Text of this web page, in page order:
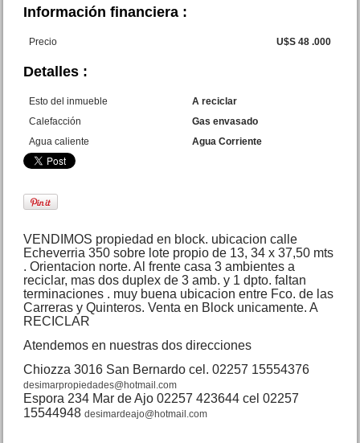
Dpto. 1 y 1/2 amb. Av.
Información financiera :
Precio U$S 48 .000
Detalles :
Esto del inmueble
A reciclar
Calefacción
Gas envasado
Agua caliente
Agua Corriente
VENDIMOS propiedad en block. ubicacion calle
Echeverria 350 sobre lote propio de 13, 34 x 37,50 mts
. Orientacion norte. Al frente casa 3 ambientes a
reciclar, mas dos duplex de 3 amb. y 1 dpto. faltan
terminaciones . muy buena ubicacion entre Fco. de las
Carreras y Quinteros. Venta en Block unicamente. A
RECICLAR
Atendemos en nuestras dos direcciones
Chiozza 3016 San Bernardo cel. 02257 15554376
desimarpropiedades@hotmail.com
Espora 234 Mar de Ajo 02257 423644 cel 02257
15544948desimardeajo@hotmail.com